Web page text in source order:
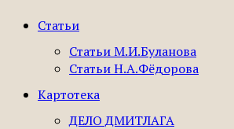
Статьи
Статьи М.И.Буланова
Статьи Н.А.Фёдорова
Картотека
ДЕЛО ДМИТЛАГА